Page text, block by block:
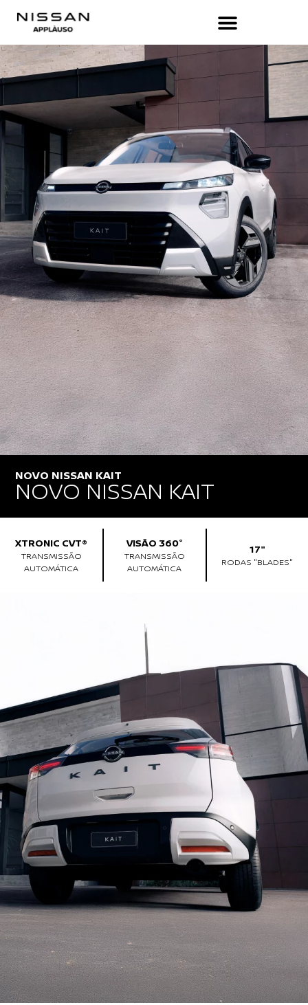
NOVO NISSAN KAIT
NOVO NISSAN KAIT
XTRONIC CVT®
TRANSMISSÃO
AUTOMÁTICA
VISÃO 360°
TRANSMISSÃO
AUTOMÁTICA
17"
RODAS "BLADES"